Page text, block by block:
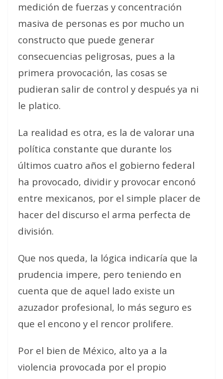
medición de fuerzas y concentración
masiva de personas es por mucho un
constructo que puede generar
consecuencias peligrosas, pues a la
primera provocación, las cosas se
pudieran salir de control y después ya ni
le platico.
La realidad es otra, es la de valorar una
política constante que durante los
últimos cuatro años el gobierno federal
ha provocado, dividir y provocar enconó
entre mexicanos, por el simple placer de
hacer del discurso el arma perfecta de
división.
Que nos queda, la lógica indicaría que la
prudencia impere, pero teniendo en
cuenta que de aquel lado existe un
azuzador profesional, lo más seguro es
que el encono y el rencor prolifere.
Por el bien de México, alto ya a la
violencia provocada por el propio